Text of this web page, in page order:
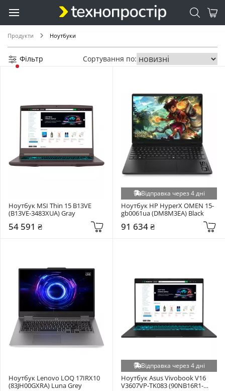
Продукти Ноутбуки
Фільтр Сортування по:
Ноутбук MSI Thin 15 B13VE
(B13VE-3483XUA) Gray
54 591 ₴
Відправка через 4 дні
Ноутбук HP HyperX OMEN 15-
gb0061ua (DM8M3EA) Black
91 634 ₴
Ноутбук Lenovo LOQ 17IRX10
(83JH00GXRA) Luna Grey
Відправка через 4 дні
Ноутбук Asus Vivobook V16
V3607VP-TK083 (90NB16R1-